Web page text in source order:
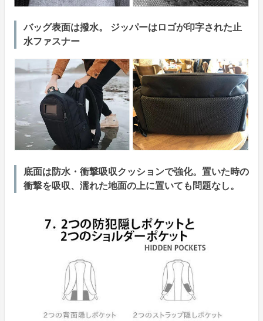
バッグ表面は撥水。 ジッパーはロゴが印字された止
水ファスナー
底面は防水・衝撃吸収クッションで強化。置いた時の
衝撃を吸収、濡れた地面の上に置いても問題なし。